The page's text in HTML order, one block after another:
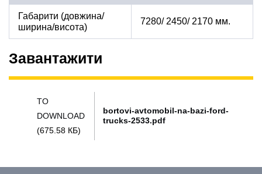
Габарити (довжина/
ширина/висота)
7280/ 2450/ 2170 мм.
Завантажити
TO
DOWNLOAD
(675.58 КБ)
bortovi-avtomobil-na-bazi-ford-
trucks-2533.pdf